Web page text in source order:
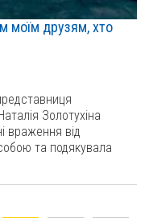
моїм друзям, хто
Золотухіна
враження від
та подякувала